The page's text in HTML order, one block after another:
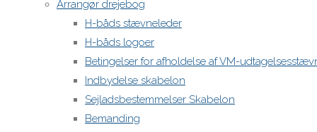
Arrangør drejebog
H-båds stævneleder
H-båds logoer
Betingelser for afholdelse af VM-
Indbydelse skabelon
Sejladsbestemmelser Skabelon
Bemanding